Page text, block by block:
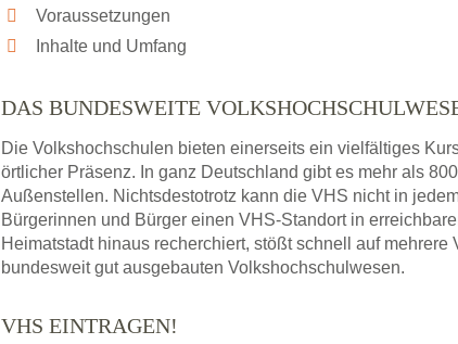
Voraussetzungen
Inhalte und Umfang
DAS BUNDESWEITE
Die Volkshochschulen bieten einerseits ein vielfältiges
örtlicher Präsenz. In ganz Deutschland gibt es mehr als
Außenstellen. Nichtsdestotrotz kann die VHS nicht in
Bürgerinnen und Bürger einen VHS-Standort in
Heimatstadt hinaus recherchiert, stößt schnell auf
bundesweit gut ausgebauten Volkshochschulwesen.
VHS EINTRAGEN!